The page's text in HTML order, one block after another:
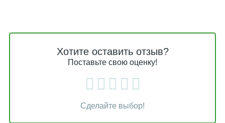
Хотите оставить отзыв?
Поставьте свою оценку!
Сделайте выбор!